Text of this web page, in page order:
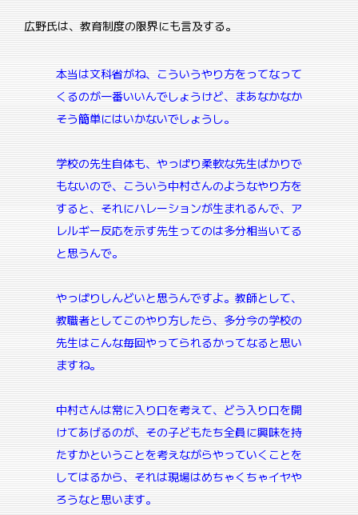
広野氏は、教育制度の限界にも言及する。
本当は文科省がね、こういうやり方をってなって
くるのが一番いいんでしょうけど、まあなかなか
そう簡単にはいかないでしょうし。
学校の先生自体も、やっぱり柔軟な先生ばかりで
もないので、こういう中村さんのようなやり方を
すると、それにハレーションが生まれるんで、ア
レルギー反応を示す先生ってのは多分相当いてる
と思うんで。
やっぱりしんどいと思うんですよ。教師として、
教職者としてこのやり方したら、多分今の学校の
先生はこんな毎回やってられるかってなると思い
ますね。
中村さんは常に入り口を考えて、どう入り口を開
けてあげるのが、その子どもたち全員に興味を持
たすかということを考えながらやっていくことを
してはるから、それは現場はめちゃくちゃイヤや
ろうなと思います。